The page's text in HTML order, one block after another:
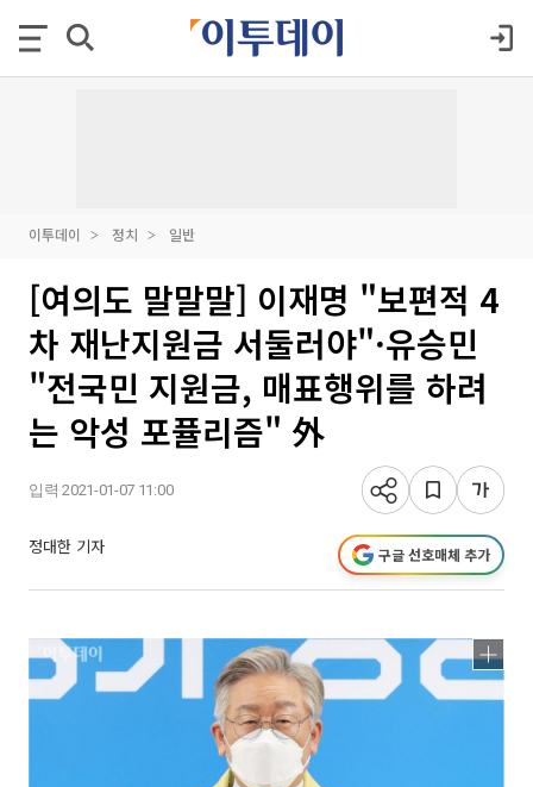
이투데이 정치 일반
[여의도 말말말] 이재명 "보편적 4
차 재난지원금 서둘러야"·유승민
"전국민 지원금, 매표행위를 하려
는 악성 포퓰리즘" 外
입력 2021-01-07 11:00
정대한 기자 구글 선호매체 추가